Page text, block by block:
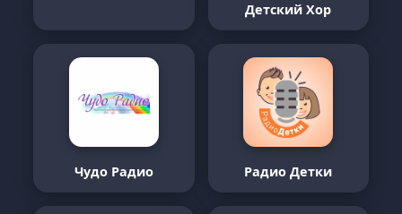
Детский Хор
Чудо Радио Радио Детки